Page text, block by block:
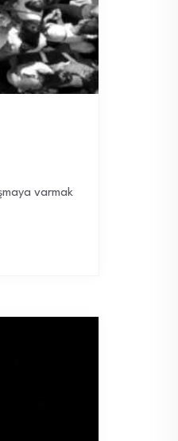
varmak